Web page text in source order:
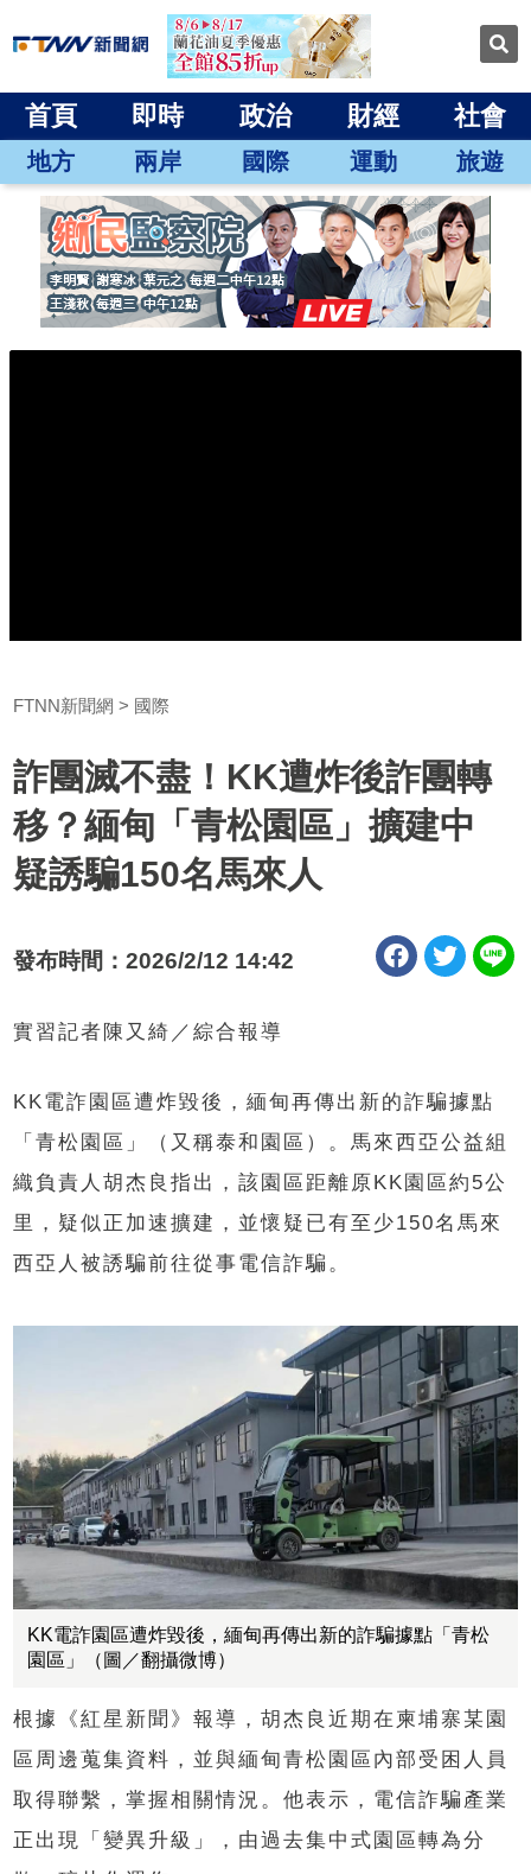
首頁 即時 政治 財經 社會
地方 兩岸 國際 運動 旅遊
FTNN新聞網 國際
詐團滅不盡！KK遭炸後詐團轉
移？緬甸「青松園區」擴建中
疑誘騙150名馬來人
發布時間：2026/2/12 14:42
實習記者陳又綺／綜合報導
KK電詐園區遭炸毀後，緬甸再傳出新的詐騙據點
「青松園區」（又稱泰和園區）。馬來西亞公益組
織負責人胡杰良指出，該園區距離原KK園區約5公
里，疑似正加速擴建，並懷疑已有至少150名馬來
西亞人被誘騙前往從事電信詐騙。
KK電詐園區遭炸毀後，緬甸再傳出新的詐騙據點「青松
園區」（圖／翻攝微博）
根據《紅星新聞》報導，胡杰良近期在柬埔寨某園
區周邊蒐集資料，並與緬甸青松園區內部受困人員
取得聯繫，掌握相關情況。他表示，電信詐騙產業
正出現「變異升級」，由過去集中式園區轉為分